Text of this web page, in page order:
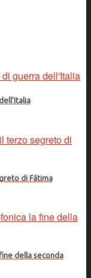
di Fátima
della seconda